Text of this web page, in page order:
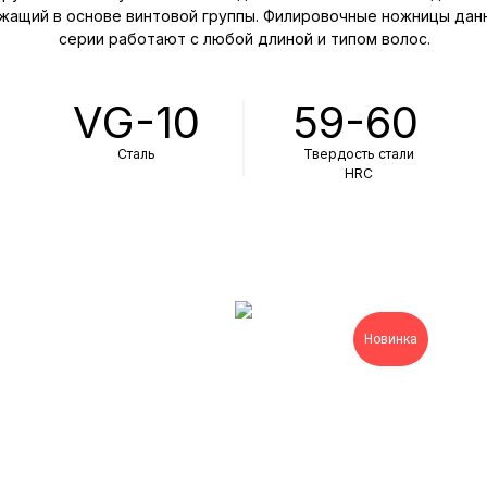
в основе винтовой группы. Филировочные ножницы
серии работают с любой длиной и типом волос.
Сталь
Твердость стали
HRC
VG-10 59-60
Новинка